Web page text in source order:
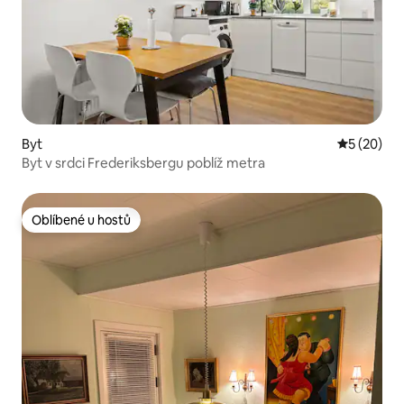
Byt Průměrné
5 (20)
Byt v srdci Frederiksbergu poblíž metra
Oblíbené u hostů
Oblíbené u hostů